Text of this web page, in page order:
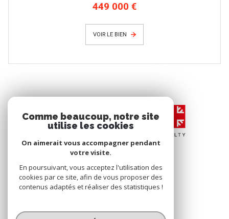
449 000 €
VOIR LE BIEN
© 2026 | Tous droits réservés
Comme beaucoup, notre site
utilise les cookies
On aimerait vous accompagner pendant
votre visite.
En poursuivant, vous acceptez l'utilisation des
cookies par ce site, afin de vous proposer des
contenus adaptés et réaliser des statistiques !